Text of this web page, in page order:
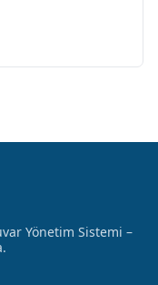
Yönetim Sistemi –